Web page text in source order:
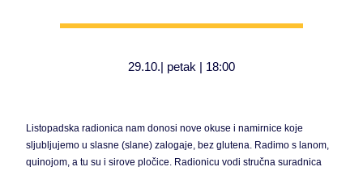
29.10.| petak | 18:00
Listopadska radionica nam donosi nove okuse i namirnice koje
sljubljujemo u slasne (slane) zalogaje, bez glutena. Radimo s lanom,
quinojom, a tu su i sirove pločice. Radionicu vodi stručna suradnica